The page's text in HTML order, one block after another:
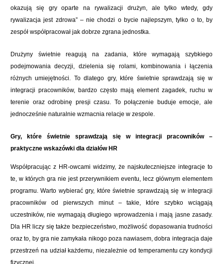
okazują się gry oparte na rywalizacji drużyn, ale tylko wtedy, gdy
rywalizacja jest zdrowa” – nie chodzi o bycie najlepszym, tylko o to, by
zespół współpracował jak dobrze zgrana jednostka.
Drużyny świetnie reagują na zadania, które wymagają szybkiego
podejmowania decyzji, dzielenia się rolami, kombinowania i łączenia
różnych umiejętności. To dlatego gry, które świetnie sprawdzają się w
integracji pracowników, bardzo często mają element zagadek, ruchu w
terenie oraz odrobinę presji czasu. To połączenie buduje emocje, ale
jednocześnie naturalnie wzmacnia relacje w zespole.
Gry, które świetnie sprawdzają się w integracji pracowników –
praktyczne wskazówki dla działów HR
Współpracując z HR-owcami widzimy, że najskuteczniejsze integracje to
te, w których gra nie jest przerywnikiem eventu, lecz głównym elementem
programu. Warto wybierać gry, które świetnie sprawdzają się w integracji
pracowników od pierwszych minut – takie, które szybko wciągają
uczestników, nie wymagają długiego wprowadzenia i mają jasne zasady.
Dla HR liczy się także bezpieczeństwo, możliwość dopasowania trudności
oraz to, by gra nie zamykała nikogo poza nawiasem, dobra integracja daje
przestrzeń na udział każdemu, niezależnie od temperamentu czy kondycji